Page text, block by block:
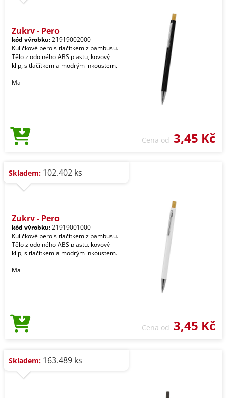
Zukry - Pero
kód výrobku:21919002000
Kuličkové pero s tlačítkem z bambusu.
Tělo z odolného ABS plastu, kovový
klip, s tlačítkem a modrým inkoustem.
Ma
Cena od 3,45 Kč
Skladem: 102.402 ks
Zukry - Pero
kód výrobku:21919001000
Kuličkové pero s tlačítkem z bambusu.
Tělo z odolného ABS plastu, kovový
klip, s tlačítkem a modrým inkoustem.
Ma
Cena od 3,45 Kč
Skladem: 163.489 ks